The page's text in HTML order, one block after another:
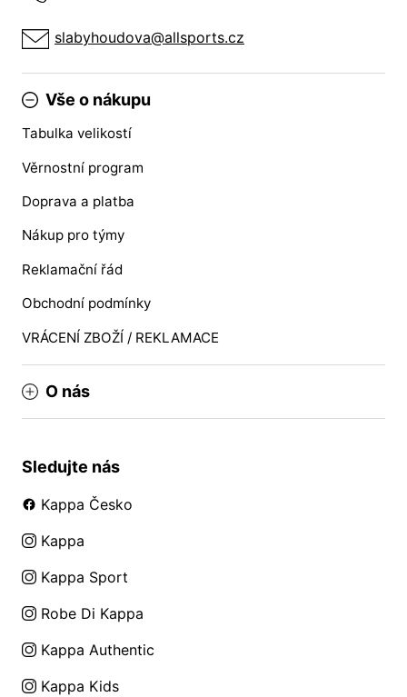
slabyhoudova@allsports.cz
Vše o nákupu
Tabulka velikostí
Věrnostní program
Doprava a platba
Nákup pro týmy
Reklamační řád
Obchodní podmínky
VRÁCENÍ ZBOŽÍ / REKLAMACE
O nás
Sledujte nás
Kappa Česko
Kappa
Kappa Sport
Robe Di Kappa
Kappa Authentic
Kappa Kids